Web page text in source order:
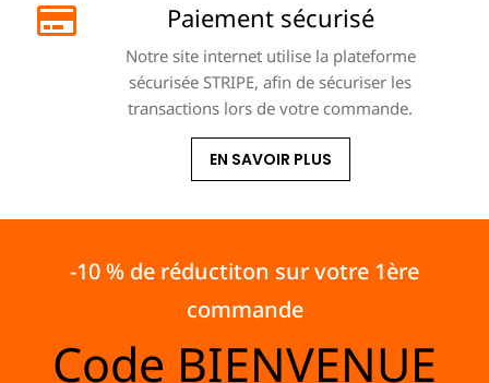
Paiement sécurisé
Notre site internet utilise la plateforme
sécurisée STRIPE, afin de sécuriser les
transactions lors de votre commande.
EN SAVOIR PLUS
-10 % de réductiton sur votre 1ère
commande
Code BIENVENUE